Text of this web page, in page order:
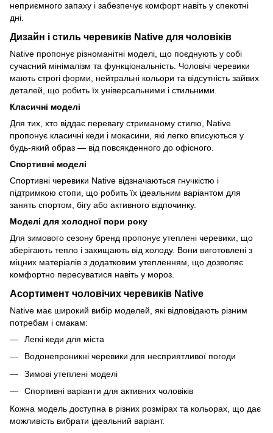
неприємного запаху і забезпечує комфорт навіть у спекотні
дні.
Дизайн і стиль черевиків Native для чоловіків
Native пропонує різноманітні моделі, що поєднують у собі
сучасний мінімалізм та функціональність. Чоловічі черевики
мають строгі форми, нейтральні кольори та відсутність зайвих
деталей, що робить їх універсальними і стильними.
Класичні моделі
Для тих, хто віддає перевагу стриманому стилю, Native
пропонує класичні кеди і мокасини, які легко вписуються у
будь-який образ — від повсякденного до офісного.
Спортивні моделі
Спортивні черевики Native відзначаються гнучкістю і
підтримкою стопи, що робить їх ідеальним варіантом для
занять спортом, бігу або активного відпочинку.
Моделі для холодної пори року
Для зимового сезону бренд пропонує утеплені черевики, що
зберігають тепло і захищають від холоду. Вони виготовлені з
міцних матеріалів з додатковим утепленням, що дозволяє
комфортно пересуватися навіть у мороз.
Асортимент чоловічих черевиків Native
Native має широкий вибір моделей, які відповідають різним
потребам і смакам:
Легкі кеди для міста
Водонепроникні черевики для несприятливої погоди
Зимові утеплені моделі
Спортивні варіанти для активних чоловіків
Кожна модель доступна в різних розмірах та кольорах, що дає
можливість вибрати ідеальний варіант.